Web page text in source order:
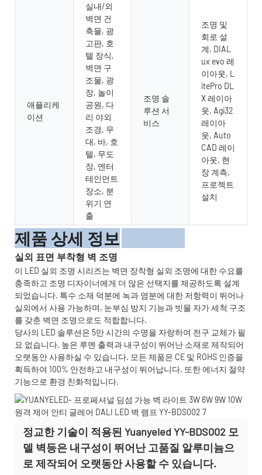
애플리케
이션
실내/외
벽면 건
축물, 광
고판, 호
텔 장식,
벽면 구
조물, 광
장, 놀이
공원, 다
리 야외
조경, 무
대, 바, 호
텔, 무도
장, 엔터
테인먼트
장소, 분
위기 연
출
조명 솔
루션 서
비스
조명 및
회로 설
계, DIAL
ux evo 레
이아웃, L
itePro DL
X 레이아
웃, Agi32
레이아
웃, Auto
CAD 레이
아웃, 현
장 계측,
프로젝트
설치
제품 상세 정보
실외 표면 부착형 벽 조명
이 LED 실외 조명 시리즈는 벽면 장착형 실외 조명에 대한 수요를
충족하고 조명 디자이너에게 더 많은 선택지를 제공하도록 설계
되었습니다. 특수 소재 덕분에 녹과 염분에 대한 저항력이 뛰어나
실외에서 사용 가능하며, 눈부심 방지 기능과 빗물 자가 세척 구조
를 갖춘 벽면 조명으로도 적합합니다.
당사의 LED 솔루션은 5만 시간의 수명을 자랑하여 전구 교체가 필
요 없습니다. 높은 루멘 출력과 내구성이 뛰어난 소재로 제작되어
오랫동안 사용하실 수 있습니다. 모든 제품은 CE 및 ROHS 인증을
획득하여 100% 안전하고 내구성이 뛰어납니다. 또한 에너지 절약
기능으로 환경 친화적입니다.
정교한 기술이 적용된 Yuanyeled YY-BDS002 모
델 벽등은 내구성이 뛰어난 고품질 알루미늄으
로 제작되어 오랫동안 사용할 수 있습니다.